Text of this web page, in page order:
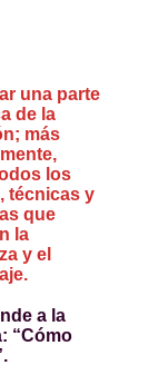
una parte
de la
más
los
técnicas y
que
la
y el
a la
“Cómo